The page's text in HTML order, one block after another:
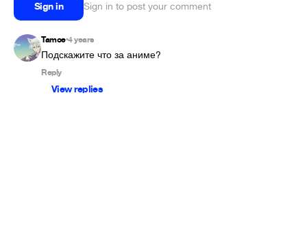
Sign in Sign in to post your comment
Tamoe•4 years
Подскажите что за аниме?
Reply
View replies